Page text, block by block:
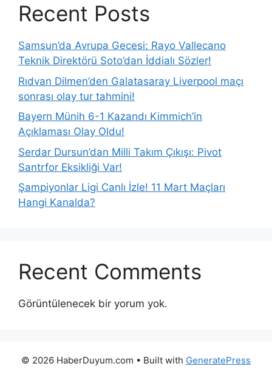
Recent Posts
Samsun’da Avrupa Gecesi: Rayo Vallecano
Teknik Direktörü Soto’dan İddialı Sözler!
Rıdvan Dilmen’den Galatasaray Liverpool maçı
sonrası olay tur tahmini!
Bayern Münih 6-1 Kazandı Kimmich’in
Açıklaması Olay Oldu!
Serdar Dursun’dan Milli Takım Çıkışı: Pivot
Santrfor Eksikliği Var!
Şampiyonlar Ligi Canlı İzle! 11 Mart Maçları
Hangi Kanalda?
Recent Comments
Görüntülenecek bir yorum yok.
© 2026 HaberDuyum.com • Built with GeneratePress